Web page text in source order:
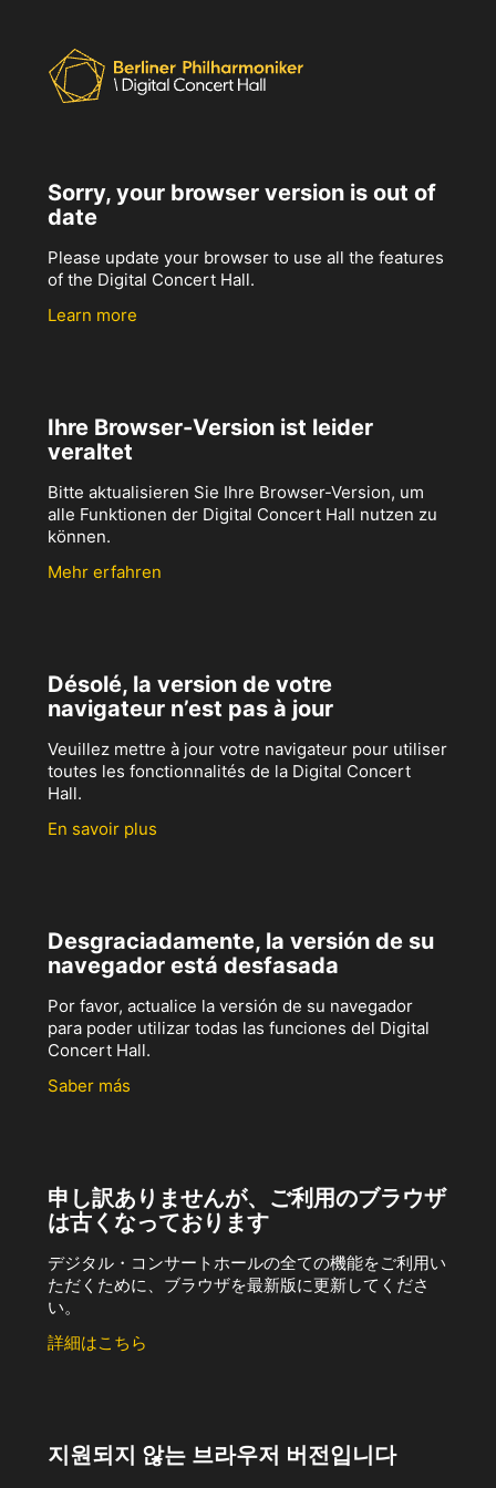
Sorry, your browser version is out of
date
Please update your browser to use all the features
of the Digital Concert Hall.
Learn more
Ihre Browser-Version ist leider
veraltet
Bitte aktualisieren Sie Ihre Browser-Version, um
alle Funktionen der Digital Concert Hall nutzen zu
können.
Mehr erfahren
Désolé, la version de votre
navigateur n’est pas à jour
Veuillez mettre à jour votre navigateur pour utiliser
toutes les fonctionnalités de la Digital Concert
Hall.
En savoir plus
Desgraciadamente, la versión de su
navegador está desfasada
Por favor, actualice la versión de su navegador
para poder utilizar todas las funciones del Digital
Concert Hall.
Saber más
申し訳ありませんが、ご利用のブラウザ
は古くなっております
デジタル・コンサートホールの全ての機能をご利用い
ただくために、ブラウザを最新版に更新してくださ
い。
詳細はこちら
지원되지 않는 브라우저 버전입니다